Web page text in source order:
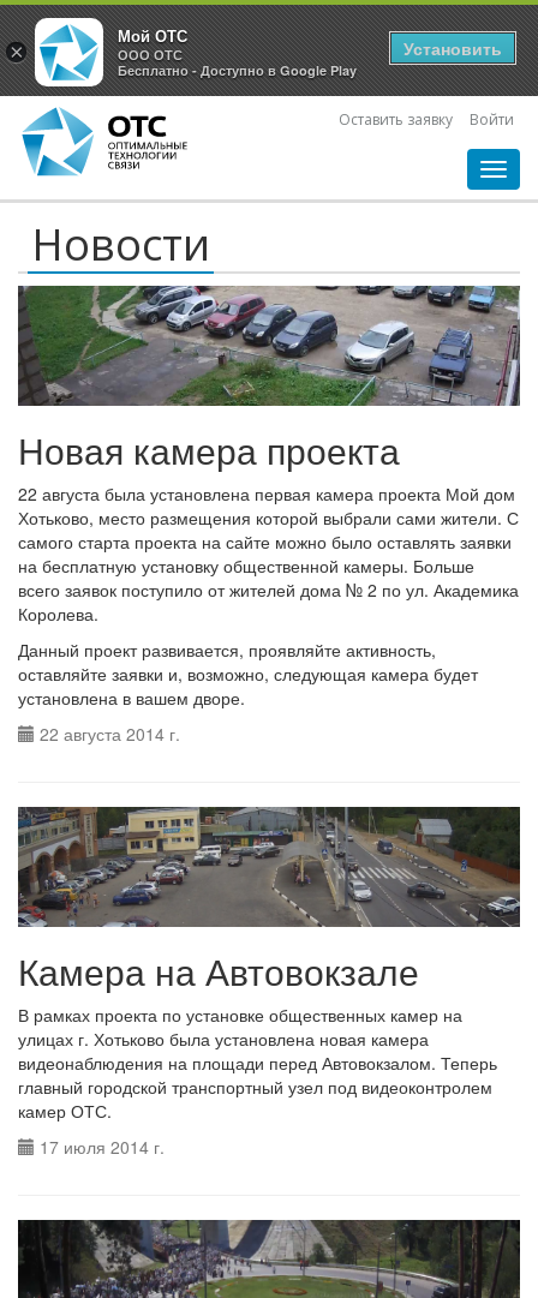
Оставить заявку Войти
Новости
Новая камера проекта
22 августа была установлена первая камера проекта Мой дом
Хотьково, место размещения которой выбрали сами жители. С
самого старта проекта на сайте можно было оставлять заявки
на бесплатную установку общественной камеры. Больше
всего заявок поступило от жителей дома № 2 по ул. Академика
Королева.
Данный проект развивается, проявляйте активность,
оставляйте заявки и, возможно, следующая камера будет
установлена в вашем дворе.
22 августа 2014 г.
Камера на Автовокзале
В рамках проекта по установке общественных камер на
улицах г. Хотьково была установлена новая камера
видеонаблюдения на площади перед Автовокзалом. Теперь
главный городской транспортный узел под видеоконтролем
камер ОТС.
17 июля 2014 г.
×
Мой ОТС
ООО ОТС
Бесплатно - Доступно в Google Play
Установить